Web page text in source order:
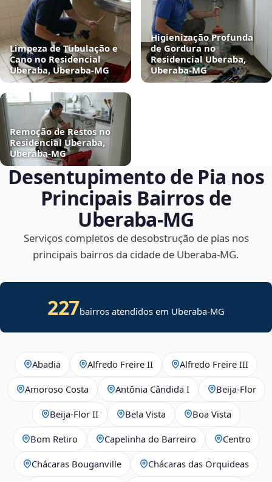
Limpeza de Tubulação e
Cano no Residencial
Uberaba, Uberaba‑MG
Higienização Profunda
de Gordura no
Residencial Uberaba,
Uberaba‑MG
Remoção de Restos no
Residencial Uberaba,
Uberaba‑MG
Desentupimento de Pia nos
Principais Bairros de
Uberaba‑MG
Serviços completos de desobstrução de pias nos
principais bairros da cidade de Uberaba‑MG.
227bairros atendidos em Uberaba-MG
Abadia Alfredo Freire II Alfredo Freire III
Amoroso Costa Antônia Cândida I Beija‑Flor
Beija‑Flor II Bela Vista Boa Vista
Bom Retiro Capelinha do Barreiro Centro
Chácaras Bouganville Chácaras das Orquideas